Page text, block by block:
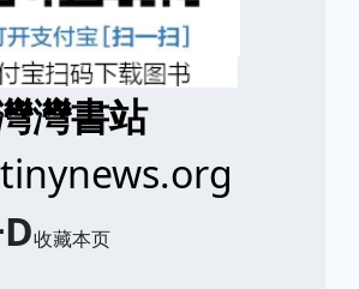
灣書站
收藏本页